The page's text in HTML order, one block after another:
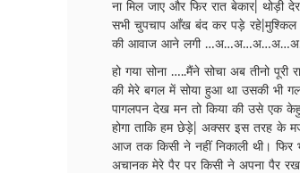
ना मिल जाए और फिर रात बेकार| थोड़ी
सभी चुपचाप आँख बंद कर पड़े रहे|मुश्किल
की आवाज आने लगी
हो गया सोना …..मैंने सोचा अब तीनो पूरी
की मेरे बगल में सोया हुआ था उसकी
पागलपन देख मन तो किया की उसे एक
होगा ताकि हम छेड़े| अक्सर इस तरह के
आज तक किसी ने नहीं निकाली थी। फिर
अचानक मेरे पैर पर किसी ने अपना पैर रख